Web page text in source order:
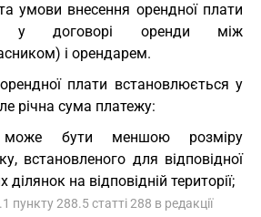
умови внесення орендної плати
у договорі оренди між
і орендарем.
плати встановлюється у
річна сума платежу:
бути меншою розміру
встановленого для відповідної
ділянок на відповідній території;
пункту 288.5 статті 288 в редакції